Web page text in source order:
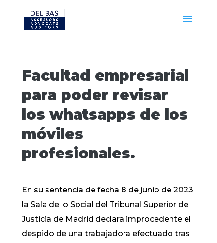
Facultad empresarial
para poder revisar
los whatsapps de los
móviles
profesionales.
En su sentencia de fecha 8 de junio de 2023
la Sala de lo Social del Tribunal Superior de
Justicia de Madrid declara improcedente el
despido de una trabajadora efectuado tras